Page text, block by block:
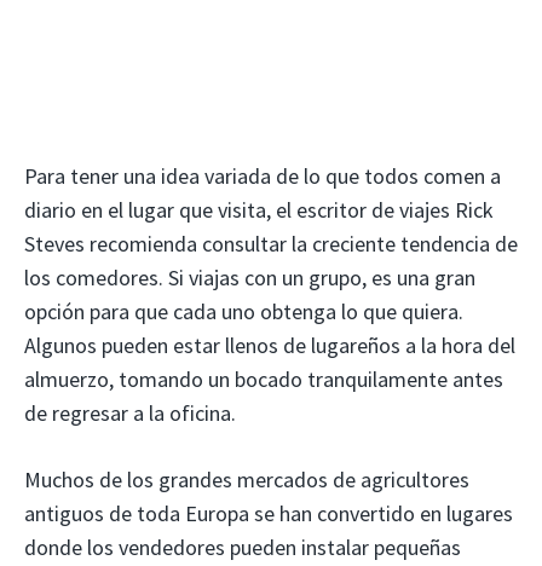
Para tener una idea variada de lo que todos comen a
diario en el lugar que visita, el escritor de viajes Rick
Steves recomienda consultar la creciente tendencia de
los comedores. Si viajas con un grupo, es una gran
opción para que cada uno obtenga lo que quiera.
Algunos pueden estar llenos de lugareños a la hora del
almuerzo, tomando un bocado tranquilamente antes
de regresar a la oficina.
Muchos de los grandes mercados de agricultores
antiguos de toda Europa se han convertido en lugares
donde los vendedores pueden instalar pequeñas